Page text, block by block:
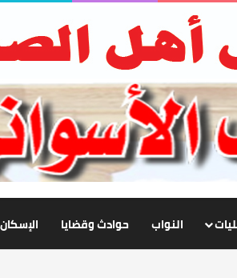
النواب حوادث وقضايا الإسكان
الملاحة لحماية المواطنين